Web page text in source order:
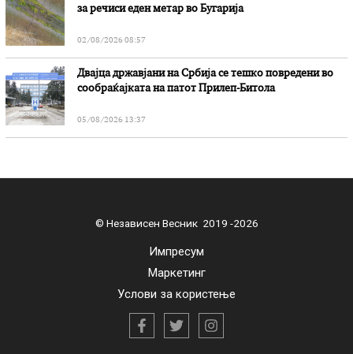
за речиси еден метар во Бугарија
02/08/2026 08:57
Двајца државјани на Србија се тешко повредени во
сообраќајката на патот Прилеп-Битола
05/08/2026 13:37
© Независен Весник 2019 -2026
Импресум
Маркетинг
Услови за користење